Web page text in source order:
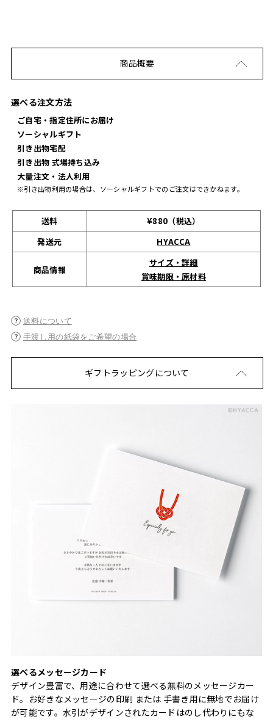
商品概要
選べる注文方法
ご自宅・指定住所にお届け
ソーシャルギフト
引き出物宅配
引き出物 式場持ち込み
大量注文・法人利用
※引き出物利用の場合は、ソーシャルギフトでのご注文はできかねます。
送料
¥880（税込）
発送元
HYACCA
商品情報
サイズ・詳細
賞味期限・原材料
送料について
手渡し用の紙袋をご希望の場合
ギフトラッピングについて
選べるメッセージカード
デザイン豊富で、用途に合わせて選べる無料のメッセージカー
ド。お好きなメッセージの印刷 または 手書き用に無地でお届け
が可能です。水引がデザインされたカードはのし代わりにもな